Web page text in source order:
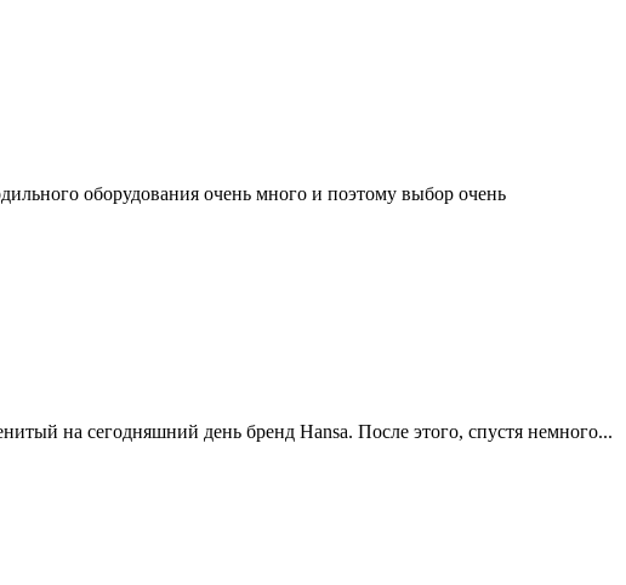
оборудования очень много и поэтому выбор очень
на сегодняшний день бренд Hansa. После этого, спустя немного...